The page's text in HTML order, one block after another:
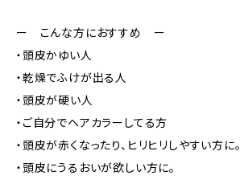
ー こんな方におすすめ ー
・頭皮かゆい人
・乾燥でふけが出る人
・頭皮が硬い人
・ご自分でヘアカラーしてる方
・頭皮が赤くなったり、ヒリヒリしやすい方に。
・頭皮にうるおいが欲しい方に。